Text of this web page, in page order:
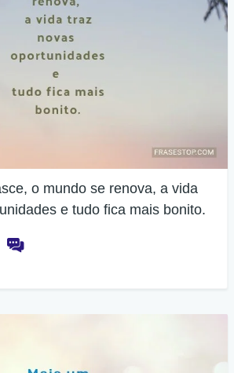
o mundo se renova, a vida
e tudo fica mais bonito.